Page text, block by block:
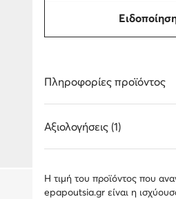
Πληροφορίες προϊόντος
Αξιολογήσεις (1)
Η τιμή του προϊόντος που
epapoutsia.gr είναι η